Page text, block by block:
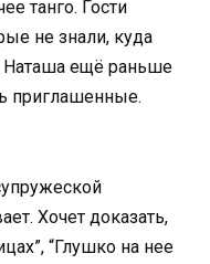
танго. Гости
не знали, куда
Наташа ещё раньше
приглашенные.
Хочет доказать,
“Глушко на нее